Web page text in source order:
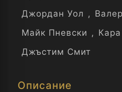
Джордан Уол ,
Майк Пневски ,
Джъстим Смит
Описание